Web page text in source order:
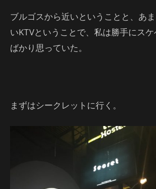
ブルゴスから近いということと、あ
いKTVということで、私は勝手にスケ
ばかり思っていた。
まずはシークレットに行く。